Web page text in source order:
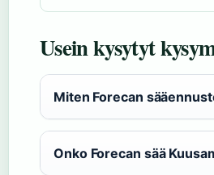
Usein kysytyt
Miten Forecan
Onko Forecan sää